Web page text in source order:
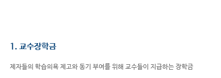
1. 교수장학금
제자들의 학습의욕 제고와 동기 부여를 위해 교수들이 지급하는 장학금